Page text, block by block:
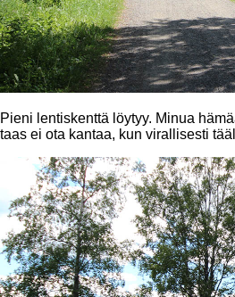
Pieni lentiskenttä löytyy. Minua
taas ei ota kantaa, kun virallisesti